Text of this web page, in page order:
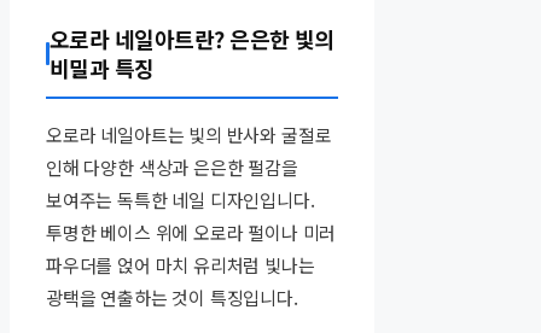
오로라 네일아트란? 은은한 빛의
비밀과 특징
오로라 네일아트는 빛의 반사와 굴절로
인해 다양한 색상과 은은한 펄감을
보여주는 독특한 네일 디자인입니다.
투명한 베이스 위에 오로라 펄이나 미러
파우더를 얹어 마치 유리처럼 빛나는
광택을 연출하는 것이 특징입니다.